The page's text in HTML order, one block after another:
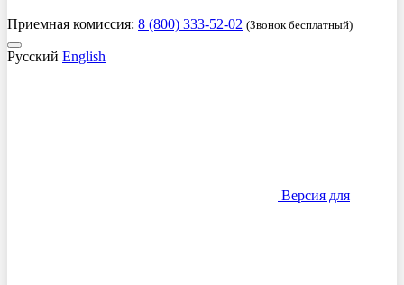
Приемная комиссия: 8 (800) 333-52-02 (Звонок бесплатный)
Русский English
Версия для